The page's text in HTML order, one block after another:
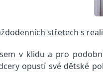
střetech s
v klidu a pro
opustí své dětské